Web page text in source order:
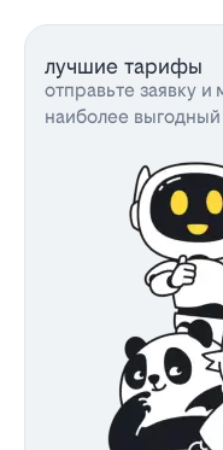
лучшие тарифы
отправьте заявку
наиболее